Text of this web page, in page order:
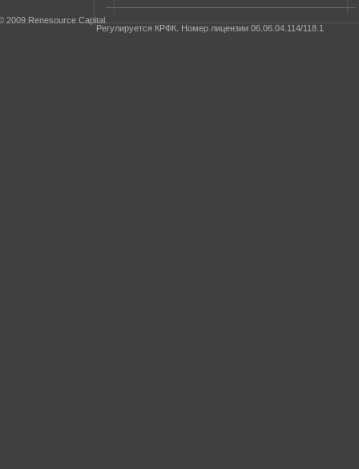
2009 Renesource Capital.
Регулируется КРФК. Номер лицензии 06.06.04.114/118.1